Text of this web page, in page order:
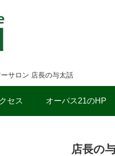
サロン 店長の与太話
セス オーパス21のHP
店長の